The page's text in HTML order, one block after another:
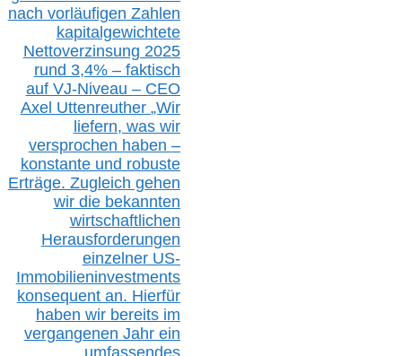
nach vorläufigen Zahlen
kapitalgewichtete
Nettoverzinsung 2025
rund 3,4% – faktisch
auf VJ-Niveau – CEO
Axel Uttenreuther „Wir
liefern, was wir
versprochen haben –
konstante und robuste
Erträge. Zugleich gehen
wir die bekannten
wirtschaftlichen
Herausforderungen
einzelner US-
Immobilieninvestments
konsequent an. Hierfür
haben wir bereits im
vergangenen Jahr ein
umfassendes